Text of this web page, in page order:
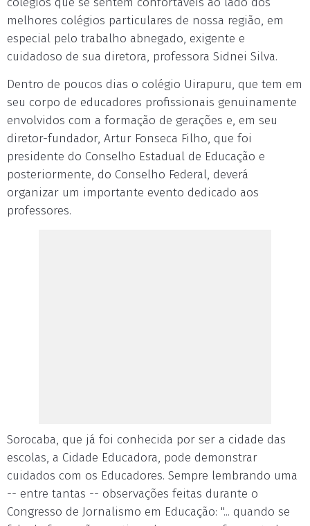
melhores colégios particulares de nossa região, em
especial pelo trabalho abnegado, exigente e
cuidadoso de sua diretora, professora Sidnei Silva.
Dentro de poucos dias o colégio Uirapuru, que tem em
seu corpo de educadores profissionais genuinamente
envolvidos com a formação de gerações e, em seu
diretor-fundador, Artur Fonseca Filho, que foi
presidente do Conselho Estadual de Educação e
posteriormente, do Conselho Federal, deverá
organizar um importante evento dedicado aos
professores.
Sorocaba, que já foi conhecida por ser a cidade das
escolas, a Cidade Educadora, pode demonstrar
cuidados com os Educadores. Sempre lembrando uma
-- entre tantas -- observações feitas durante o
Congresso de Jornalismo em Educação: "... quando se